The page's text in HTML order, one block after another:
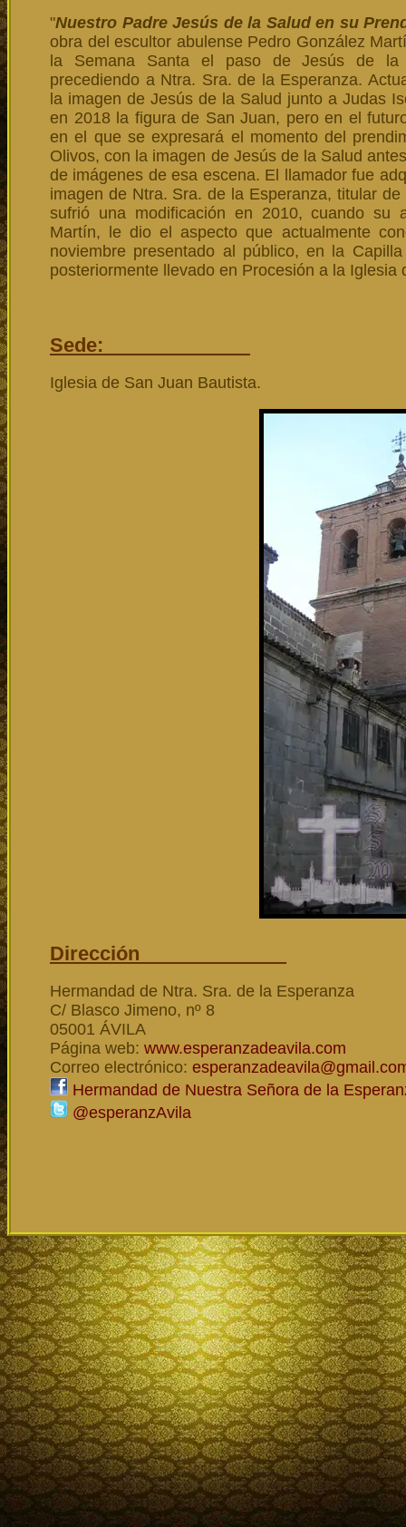
"Nuestro Padre Jesús de la Salud en su
obra del escultor abulense Pedro González
la Semana Santa el paso de Jesús de la
precediendo a Ntra. Sra. de la Esperanza.
la imagen de Jesús de la Salud junto a Judas
en 2018 la figura de San Juan, pero en el
en el que se expresará el momento del
Olivos, con la imagen de Jesús de la Salud
de imágenes de esa escena. El llamador fue
imagen de Ntra. Sra. de la Esperanza, titular
sufrió una modificación en 2010, cuando su
Martín, le dio el aspecto que actualmente
noviembre presentado al público, en la
posteriormente llevado en Procesión a la
Sede:
Iglesia de San Juan Bautista.
Dirección
Hermandad de Ntra. Sra. de la Esperanza
C/ Blasco Jimeno, nº 8
05001 ÁVILA
Página web: www.esperanzadeavila.com
Correo electrónico:
Hermandad de Nuestra Señora de la
@esperanzAvila